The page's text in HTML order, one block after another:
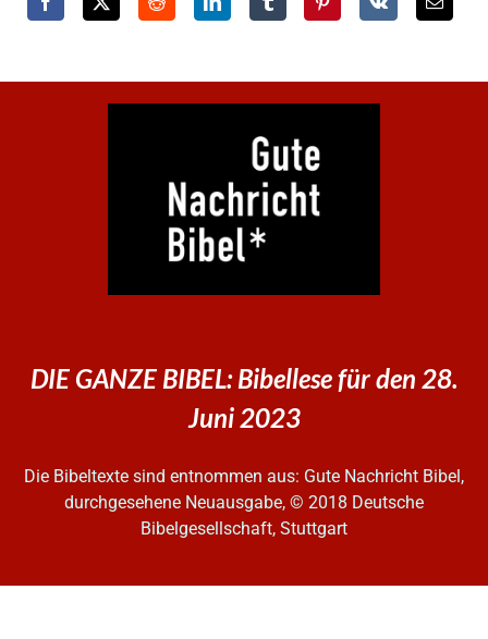
DIE GANZE BIBEL: Bibellese für den 28.
Juni 2023
Die Bibeltexte sind entnommen aus: Gute Nachricht Bibel,
durchgesehene Neuausgabe, © 2018 Deutsche
Bibelgesellschaft, Stuttgart